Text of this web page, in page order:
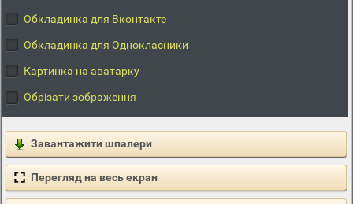
Обкладинка для Вконтакте
Обкладинка для Однокласники
Картинка на аватарку
Обрізати зображення
Завантажити шпалери
Перегляд на весь екран